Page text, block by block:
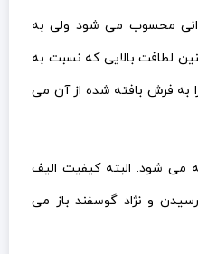
محسوب می شود ولی به
لطافت بالایی که نسبت به
به فرش بافته شده از آن می
می شود. البته کیفیت الیف
و نژاد گوسفند باز می